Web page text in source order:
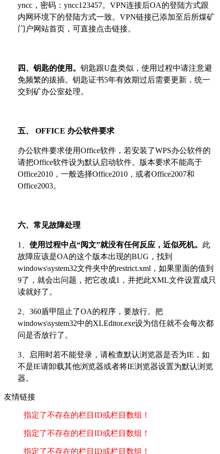
yncc，密码：yncc123457。VPN连接后OA的登陆方式跟
内网环境下的登陆方式一致。VPN链接已添加至后所煤矿
门户网站首页，可直接点击链接。
四、钥匙的使用。 钥匙跟U盘类似，使用过程中请注意避
免频繁的拔插。钥匙证书5年有效期过后需要更新，统一
交到矿办公室处理。
五、 OFFICE 办公软件要求
办公软件要求使用Office软件，若安装了WPS办公软件的
请把Office软件设为默认启动软件。版本要求不能高于
Office2010，一般选择Office2010，或者Office2007和
Office2003。
六、常见故障处理
1、 使用过程中点“阅文”就没有任何反应，近似死机。 此
故障应该是OA的这个版本出现的BUG，找到
windows\system32文件夹中的restrict.xml，如果里面的值到
9了，就会出问题，把它改成1，并把此XML文件设置成只
读就好了。
2、360盾甲阻止了OA的程序，要放行。把
windows\system32中的XLEditor.exe设为信任就不会每次都
问是否放行了。
3、启用时若不能登录，请检查默认浏览器是否为IE，如
不是IE请卸载其他浏览器或者将IE浏览器设置为默认浏览
器。
友情链接
指定了不存在的栏目ID或栏目数组！
指定了不存在的栏目ID或栏目数组！
指定了不存在的栏目ID或栏目数组！